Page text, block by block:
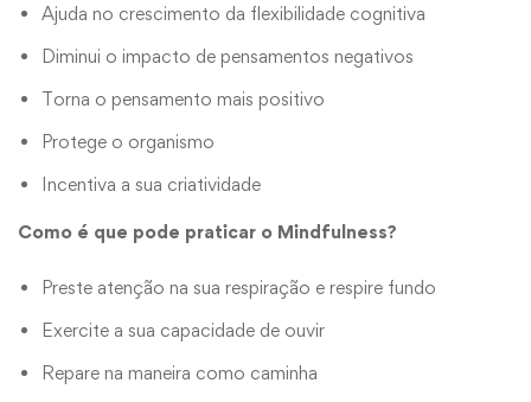
Ajuda no crescimento da flexibilidade cognitiva
Diminui o impacto de pensamentos negativos
Torna o pensamento mais positivo
Protege o organismo
Incentiva a sua criatividade
Como é que pode praticar o Mindfulness?
Preste atenção na sua respiração e respire fundo
Exercite a sua capacidade de ouvir
Repare na maneira como caminha